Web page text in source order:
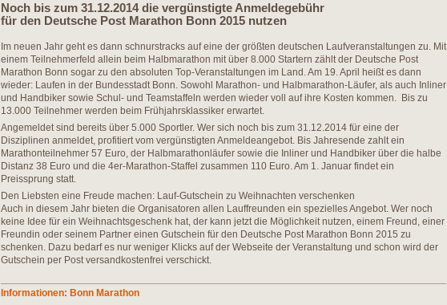
Noch bis zum 31.12.2014 die vergünstigte Anmeldegebühr
für den Deutsche Post Marathon Bonn 2015 nutzen
Im neuen Jahr geht es dann schnurstracks auf eine der größten deutschen Laufveranstaltungen zu. Mit
einem Teilnehmerfeld allein beim Halbmarathon mit über 8.000 Startern zählt der Deutsche Post
Marathon Bonn sogar zu den absoluten Top-Veranstaltungen im Land. Am 19. April heißt es dann
wieder: Laufen in der Bundesstadt Bonn. Sowohl Marathon- und Halbmarathon-Läufer, als auch Inliner
und Handbiker sowie Schul- und Teamstaffeln werden wieder voll auf ihre Kosten kommen. Bis zu
13.000 Teilnehmer werden beim Frühjahrsklassiker erwartet.
Angemeldet sind bereits über 5.000 Sportler. Wer sich noch bis zum 31.12.2014 für eine der
Disziplinen anmeldet, profitiert vom vergünstigten Anmeldeangebot. Bis Jahresende zahlt ein
Marathonteilnehmer 57 Euro, der Halbmarathonläufer sowie die Inliner und Handbiker über die halbe
Distanz 38 Euro und die 4er-Marathon-Staffel zusammen 110 Euro. Am 1. Januar findet ein
Preissprung statt.
Den Liebsten eine Freude machen: Lauf-Gutschein zu Weihnachten verschenken
Auch in diesem Jahr bieten die Organisatoren allen Lauffreunden ein spezielles Angebot. Wer noch
keine Idee für ein Weihnachtsgeschenk hat, der kann jetzt die Möglichkeit nutzen, einem Freund, einer
Freundin oder seinem Partner einen Gutschein für den Deutsche Post Marathon Bonn 2015 zu
schenken. Dazu bedarf es nur weniger Klicks auf der Webseite der Veranstaltung und schon wird der
Gutschein per Post versandkostenfrei verschickt.
Informationen: Bonn Marathon